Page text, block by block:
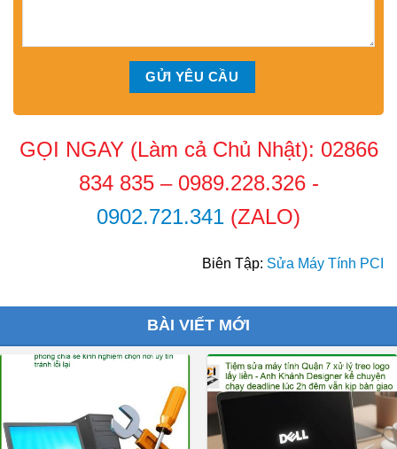
GỌI NGAY (Làm cả Chủ Nhật): 02866
834 835– 0989.228.326 -
0902.721.341 (ZALO)
Biên Tập: Sửa Máy Tính PCI
BÀI VIẾT MỚI